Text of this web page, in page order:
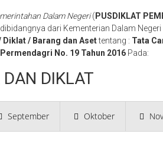
Dalam Negeri( PUSDIKLAT
dari Kementerian Dalam
Diklat / Barang dan Asettentang : Tata
No. 19 Tahun 2016 Pada:
DIKLAT
September Oktober